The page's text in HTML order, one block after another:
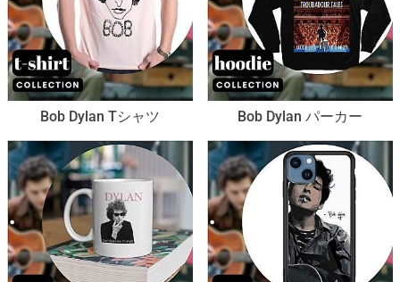
Bob Dylan Tシャツ Bob Dylan パーカー